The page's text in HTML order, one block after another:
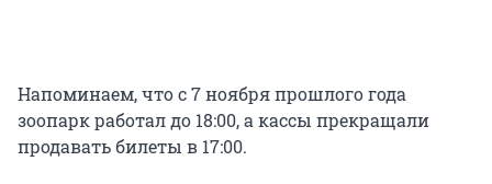
Напоминаем, что с 7 ноября прошлого года
зоопарк работал до 18:00, а кассы прекращали
продавать билеты в 17:00.